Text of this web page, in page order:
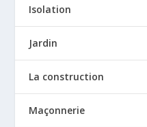
Isolation
Jardin
La construction
Maçonnerie